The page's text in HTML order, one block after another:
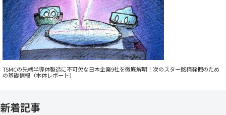
TSMCの先端半導体製造に不可欠な日本企業9社を徹底解明！次のスター銘柄発掘のため
の基礎情報（本体レポート）
新着記事